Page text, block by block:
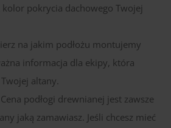
kolor pokrycia dachowego Twojej
na jakim podłożu montujemy
informacja dla ekipy, która
altany.
Cena podłogi drewnianej jest zawsze
jaką zamawiasz. Jeśli chcesz mieć